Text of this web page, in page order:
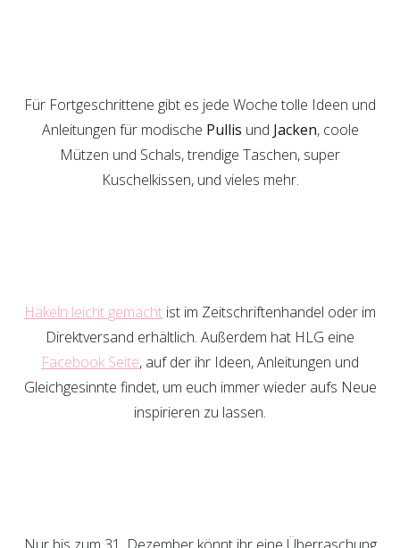
Für Fortgeschrittene gibt es jede Woche tolle Ideen und
Anleitungen für modische Pullis und Jacken, coole
Mützen und Schals, trendige Taschen, super
Kuschelkissen, und vieles mehr.
Häkeln leicht gemacht ist im Zeitschriftenhandel oder im
Direktversand erhältlich. Außerdem hat HLG eine
Facebook Seite, auf der ihr Ideen, Anleitungen und
Gleichgesinnte findet, um euch immer wieder aufs Neue
inspirieren zu lassen.